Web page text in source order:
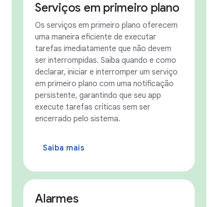
Serviços em primeiro plano
Os serviços em primeiro plano oferecem
uma maneira eficiente de executar
tarefas imediatamente que não devem
ser interrompidas. Saiba quando e como
declarar, iniciar e interromper um serviço
em primeiro plano com uma notificação
persistente, garantindo que seu app
execute tarefas críticas sem ser
encerrado pelo sistema.
Saiba mais
Alarmes